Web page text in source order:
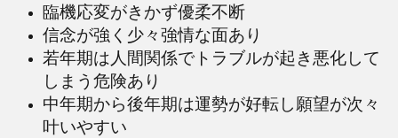
臨機応変がきかず優柔不断
信念が強く少々強情な面あり
若年期は人間関係でトラブルが起き悪化して
しまう危険あり
中年期から後年期は運勢が好転し願望が次々
叶いやすい